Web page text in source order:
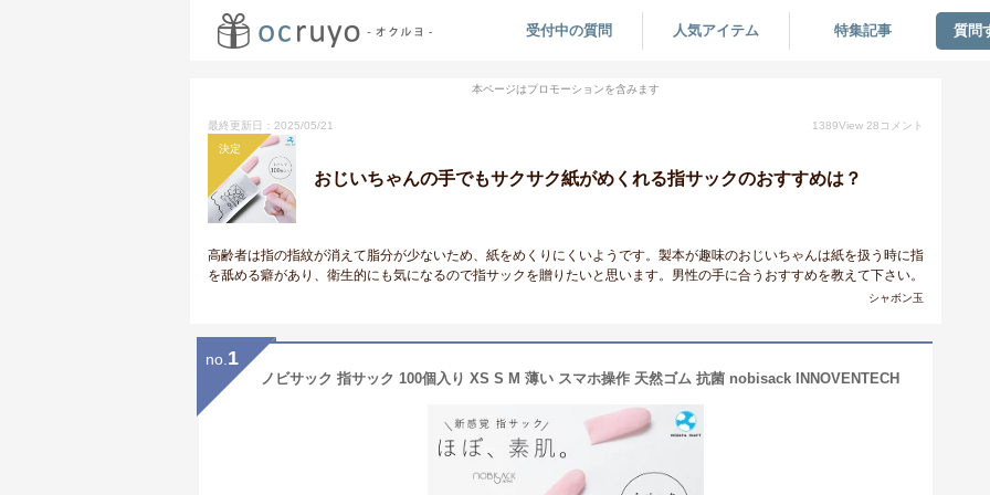
受付中の質問 人気アイテム 特集記事 質問
本ページはプロモーションを含みます
最終更新日：2025/05/21 1389View 28 コメント
決定
おじいちゃんの手でもサクサク紙がめくれる指サックのおすすめは？
高齢者は指の指紋が消えて脂分が少ないため、紙をめくりにくいようです。製本が趣味のおじいちゃんは紙を扱う時に指
を舐める癖があり、衛生的にも気になるので指サックを贈りたいと思います。男性の手に合うおすすめを教えて下さい。
シャボン玉
no. 1
ノビサック 指サック 100個入り XS S M 薄い スマホ操作 天然ゴム 抗菌 nobisack INNOVENTECH